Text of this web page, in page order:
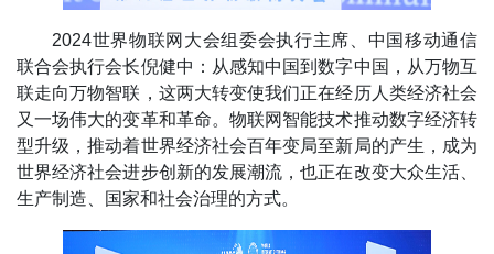
2024世界物联网大会组委会执行主席、中国移动通信
联合会执行会长倪健中：从感知中国到数字中国，从万物互
联走向万物智联，这两大转变使我们正在经历人类经济社会
又一场伟大的变革和革命。物联网智能技术推动数字经济转
型升级，推动着世界经济社会百年变局至新局的产生，成为
世界经济社会进步创新的发展潮流，也正在改变大众生活、
生产制造、国家和社会治理的方式。